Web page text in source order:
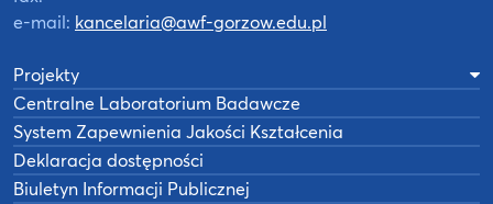
e-mail: kancelaria@awf-gorzow.edu.pl
Projekty
Centralne Laboratorium Badawcze
System Zapewnienia Jakości Kształcenia
Deklaracja dostępności
Biuletyn Informacji Publicznej